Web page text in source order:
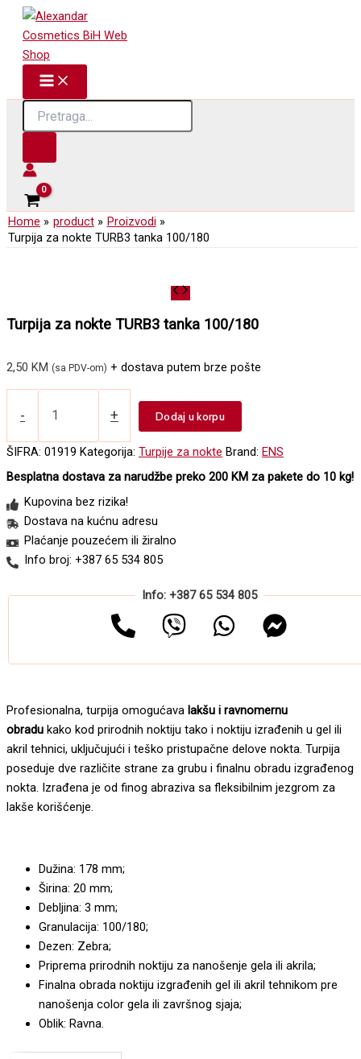
Skip
content
Products
search
Home product
Proizvodi
Turpija za nokte TURB3 tanka 100/180
Turpija za nokte TURB3 tanka 100/180
2,50 KM (sa PDV-om) + dostava putem brze pošte
-
Turpija
TURB3
tanka
100/180
+ Dodaj u korpu
ŠIFRA: 01919 Kategorija: Turpije za nokte Brand: ENS
Besplatna dostava za narudžbe preko 200 KM za pakete do 10 kg!
Kupovina bez rizika!
Dostava na kućnu adresu
Plaćanje pouzećem ili žiralno
Info broj: +387 65 534 805
Info: +387 65 534 805
Profesionalna, turpija omogućava lakšu i ravnomernu
obradu kako kod prirodnih noktiju tako i noktiju izrađenih u gel ili
akril tehnici, uključujući i teško pristupačne delove nokta. Turpija
poseduje dve različite strane za grubu i finalnu obradu izgrađenog
nokta. Izrađena je od finog abraziva sa fleksibilnim jezgrom za
lakše korišćenje.
Dužina: 178 mm;
Širina: 20 mm;
Debljina: 3 mm;
Granulacija: 100/180;
Dezen: Zebra;
Priprema prirodnih noktiju za nanošenje gela ili akrila;
Finalna obrada noktiju izgrađenih gel ili akril tehnikom pre
nanošenja color gela ili završnog sjaja;
Oblik: Ravna.